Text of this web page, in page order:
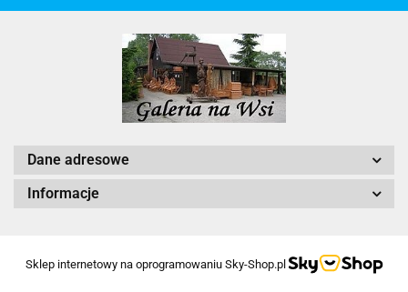
Dane adresowe
Informacje
Sklep internetowy na oprogramowaniu Sky-Shop.pl